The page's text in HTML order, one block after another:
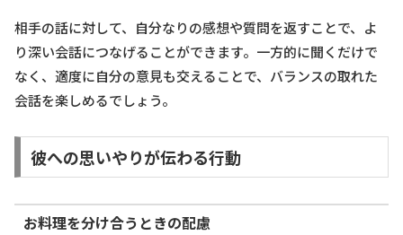
相手の話に対して、自分なりの感想や質問を返すことで、よ
り深い会話につなげることができます。一方的に聞くだけで
なく、適度に自分の意見も交えることで、バランスの取れた
会話を楽しめるでしょう。
彼への思いやりが伝わる行動
お料理を分け合うときの配慮